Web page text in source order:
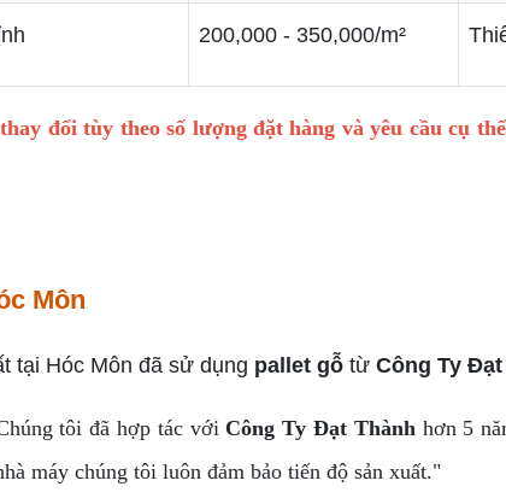
200,000 - 350,000/m²
đổi tùy theo số lượng đặt hàng và yêu cầu cụ
Môn
tại Hóc Môn đã sử dụng pallet gỗ từ Công Ty
tôi đã hợp tác với Công Ty Đạt Thànhhơn 5
máy chúng tôi luôn đảm bảo tiến độ sản xuất."